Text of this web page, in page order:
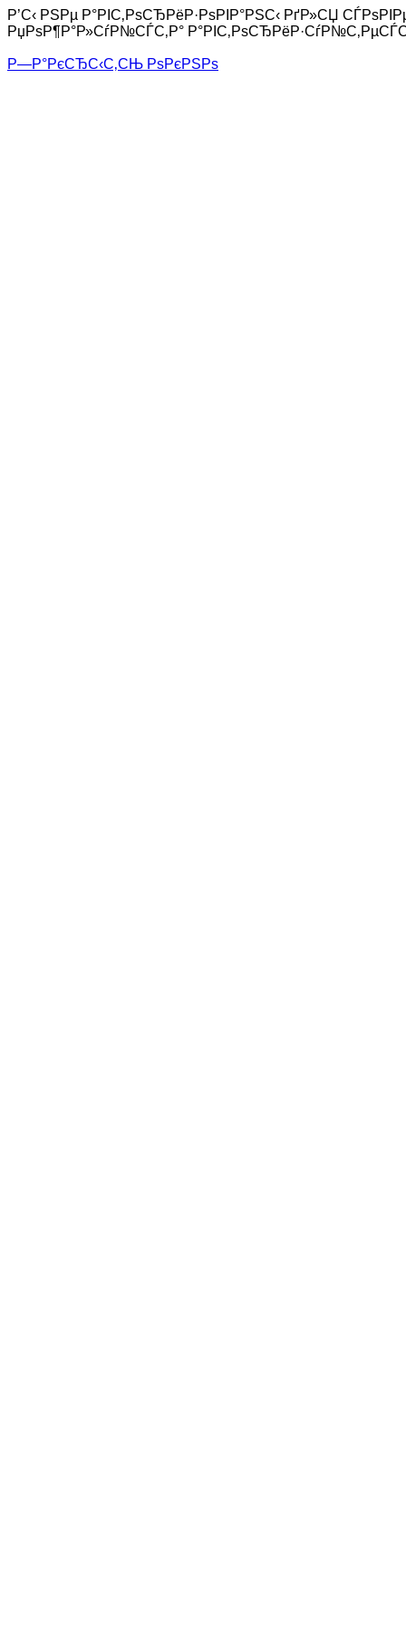
Р’С‹ РЅРµ Р°РІС‚РѕСЂРёР·РѕРІР°РЅС‹ РґР»СЏ
РџРѕР¶Р°Р»СѓР№СЃС‚Р°
Р—Р°РєСЂС‹С‚СЊ РѕРєРЅРѕ